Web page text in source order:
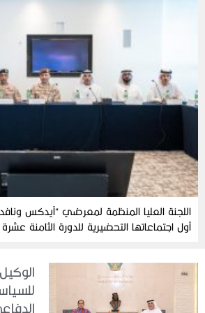
أول اجتماعاتها التحضيرية للدورة الثامنة عشرة